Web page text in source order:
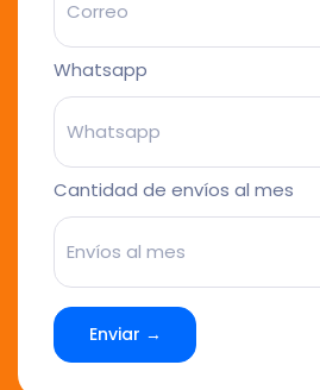
Whatsapp
Cantidad de envíos al mes
Enviar →